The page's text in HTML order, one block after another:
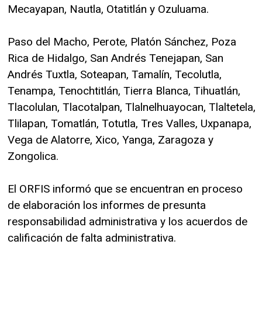
Mecayapan, Nautla, Otatitlán y Ozuluama.
Paso del Macho, Perote, Platón Sánchez, Poza
Rica de Hidalgo, San Andrés Tenejapan, San
Andrés Tuxtla, Soteapan, Tamalín, Tecolutla,
Tenampa, Tenochtitlán, Tierra Blanca, Tihuatlán,
Tlacolulan, Tlacotalpan, Tlalnelhuayocan, Tlaltetela,
Tlilapan, Tomatlán, Totutla, Tres Valles, Uxpanapa,
Vega de Alatorre, Xico, Yanga, Zaragoza y
Zongolica.
El ORFIS informó que se encuentran en proceso
de elaboración los informes de presunta
responsabilidad administrativa y los acuerdos de
calificación de falta administrativa.